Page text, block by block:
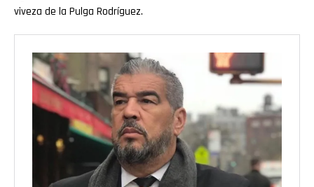
viveza de la Pulga Rodríguez.